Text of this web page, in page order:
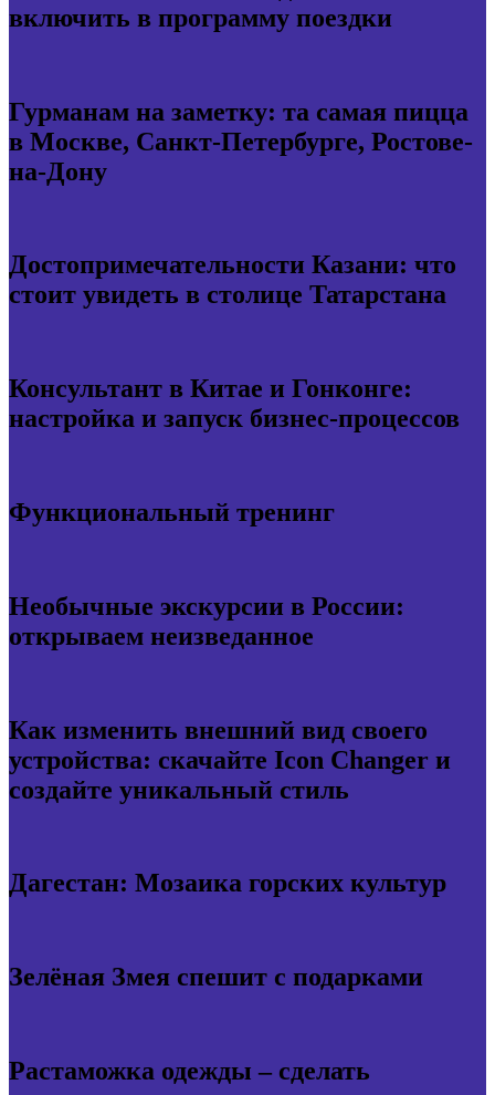
включить в программу поездки
Гурманам на заметку: та самая пицца
в Москве, Санкт-Петербурге, Ростове-
на-Дону
Достопримечательности Казани: что
стоит увидеть в столице Татарстана
Консультант в Китае и Гонконге:
настройка и запуск бизнес-процессов
Функциональный тренинг
Необычные экскурсии в России:
открываем неизведанное
Как изменить внешний вид своего
устройства: скачайте Icon Changer и
создайте уникальный стиль
Дагестан: Мозаика горских культур
Зелёная Змея спешит с подарками
Растаможка одежды – сделать